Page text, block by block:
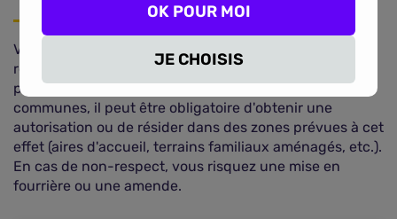
Vivre à l'année dans une caravane implique aussi de
respecter les règles locales de stationnement. Vous ne
pouvez pas vous installer n'importe où. Selon les
communes, il peut être obligatoire d'obtenir une
autorisation ou de résider dans des zones prévues à cet
effet (aires d'accueil, terrains familiaux aménagés, etc.).
En cas de non-respect, vous risquez une mise en
fourrière ou une amende.
JE CHOISIS
OK POUR MOI